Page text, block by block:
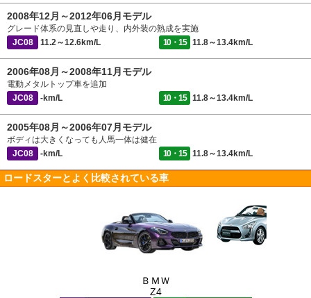
2008年12月～2012年06月モデル
グレード体系の見直しや走り、内外装の熟成を実施
JC08
11.2～12.6km/L 10・15 11.8～13.4km/L
2006年08月～2008年11月モデル
電動メタルトップ車を追加
JC08
-km/L 10・15 11.8～13.4km/L
2005年08月～2006年07月モデル
ボディは大きくなっても人馬一体は健在
JC08
-km/L 10・15 11.8～13.4km/L
ロードスターとよく比較されている車
ＢＭＷ
Z4